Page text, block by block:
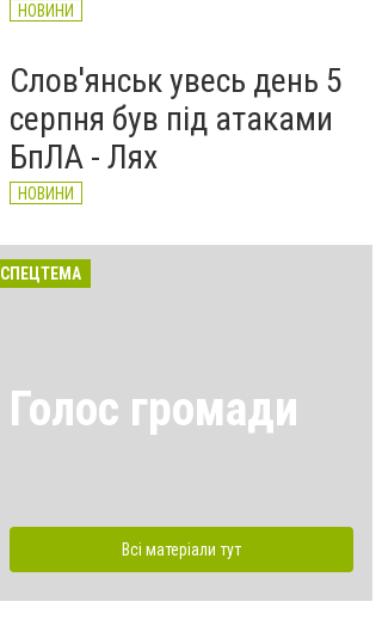
НОВИНИ
Слов'янськ увесь день 5
серпня був під атаками
БпЛА - Лях
НОВИНИ
СПЕЦТЕМА
Голос громади
Всі матеріали тут